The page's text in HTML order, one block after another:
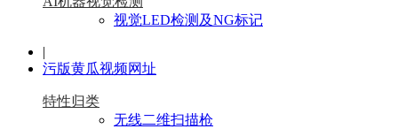
视觉LED检测及NG标记
|
污版黄瓜视频网址
特性归类
无线二维扫描枪